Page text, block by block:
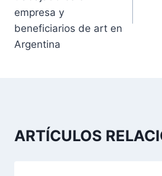
e
g
ó
empresa y
beneficiarios de art en
Argentina
ARTÍCULOS